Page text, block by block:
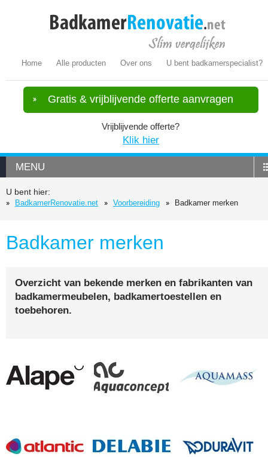
Home Alle producten Over ons U bent badkamerspecialist?
Gratis & vrijblijvende offerte aanvragen
Vrijblijvende offerte?
Klik hier
MENU
U bent hier:
BadkamerRenovatie.net
Voorbereiding Badkamer merken
Badkamer merken
Overzicht van bekende merken en fabrikanten van
badkamermeubelen, badkamertoestellen en
toebehoren.